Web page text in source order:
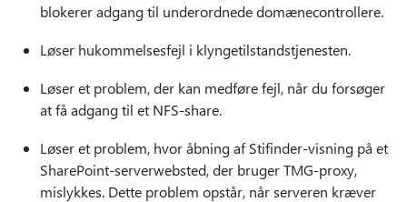
blokerer adgang til underordnede domænecontrollere.
Løser hukommelsesfejl i klyngetilstandstjenesten.
Løser et problem, der kan medføre fejl, når du forsøger
at få adgang til et NFS-share.
Løser et problem, hvor åbning af Stifinder-visning på et
SharePoint-serverwebsted, der bruger TMG-proxy,
mislykkes. Dette problem opstår, når serveren kræver